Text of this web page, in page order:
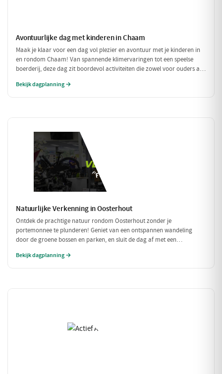
Avontuurlijke dag met kinderen in Chaam
Maak je klaar voor een dag vol plezier en avontuur met je kinderen in
en rondom Chaam! Van spannende klimervaringen tot een speelse
boerderij, deze dag zit boordevol activiteiten die zowel voor ouders als
gezellige eetgelegenheden!
Bekijk dagplanning →
Natuurlijke Verkenning in Oosterhout
Ontdek de prachtige natuur rondom Oosterhout zonder je
portemonnee te plunderen! Geniet van een ontspannen wandeling
door de groene bossen en parken, en sluit de dag af met een
vrienden of gezin!
Bekijk dagplanning →